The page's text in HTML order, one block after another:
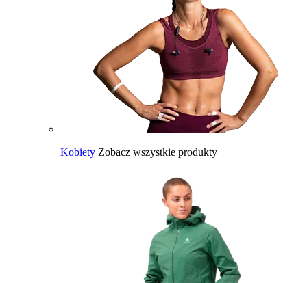
Kobiety Zobacz wszystkie produkty